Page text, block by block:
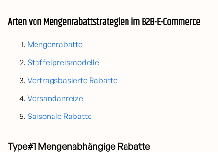
Arten von Mengenrabattstrategien im B2B-E-Commerce
Mengenrabatte
Staffelpreismodelle
Vertragsbasierte Rabatte
Versandanreize
Saisonale Rabatte
Type#1 Mengenabhängige Rabatte